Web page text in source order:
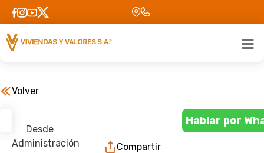
Volver
Desde
Administración
Compartir
Hablar por